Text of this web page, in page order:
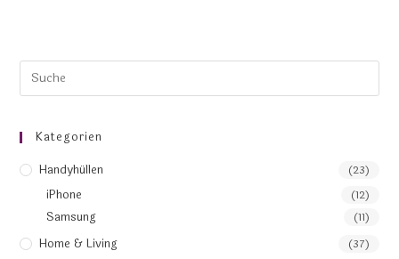
Kategorien
Handyhüllen
(23)
iPhone (12)
Samsung (11)
Home & Living (37)